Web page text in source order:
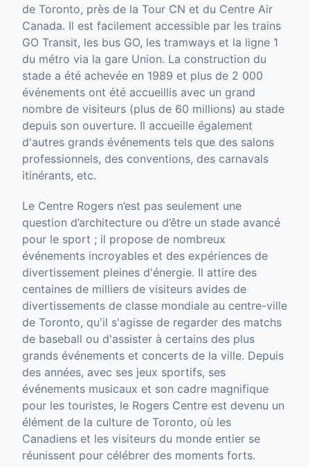
de Toronto, près de la Tour CN et du Centre Air
Canada. Il est facilement accessible par les trains
GO Transit, les bus GO, les tramways et la ligne 1
du métro via la gare Union. La construction du
stade a été achevée en 1989 et plus de 2 000
événements ont été accueillis avec un grand
nombre de visiteurs (plus de 60 millions) au stade
depuis son ouverture. Il accueille également
d'autres grands événements tels que des salons
professionnels, des conventions, des carnavals
itinérants, etc.
Le Centre Rogers n’est pas seulement une
question d’architecture ou d’être un stade avancé
pour le sport ; il propose de nombreux
événements incroyables et des expériences de
divertissement pleines d'énergie. Il attire des
centaines de milliers de visiteurs avides de
divertissements de classe mondiale au centre-ville
de Toronto, qu'il s'agisse de regarder des matchs
de baseball ou d'assister à certains des plus
grands événements et concerts de la ville. Depuis
des années, avec ses jeux sportifs, ses
événements musicaux et son cadre magnifique
pour les touristes, le Rogers Centre est devenu un
élément de la culture de Toronto, où les
Canadiens et les visiteurs du monde entier se
réunissent pour célébrer des moments forts.